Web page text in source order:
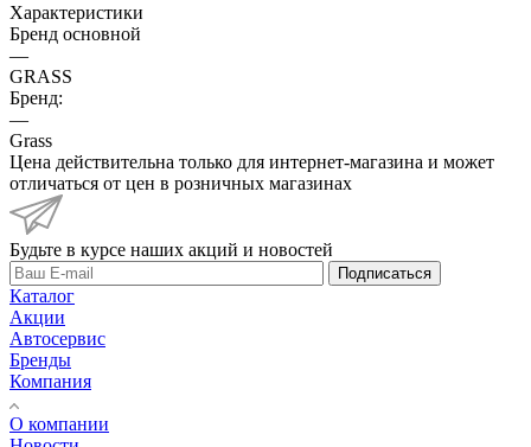
Характеристики
Бренд основной
—
GRASS
Бренд:
—
Grass
Цена действительна только для интернет-магазина и может
отличаться от цен в розничных магазинах
Будьте в курсе наших акций и новостей
Подписаться
Каталог
Акции
Автосервис
Бренды
Компания
О компании